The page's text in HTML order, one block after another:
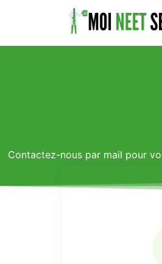
Contactez-nous par mail pour